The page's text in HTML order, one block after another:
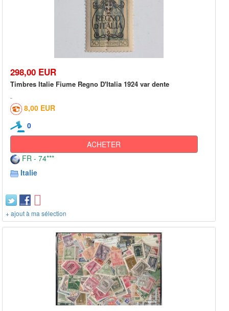
298,00 EUR
Timbres Italie Fiume Regno D'Italia 1924 var dente
8,00 EUR
0
ACHETER
FR - 74***
Italie
+ ajout à ma sélection